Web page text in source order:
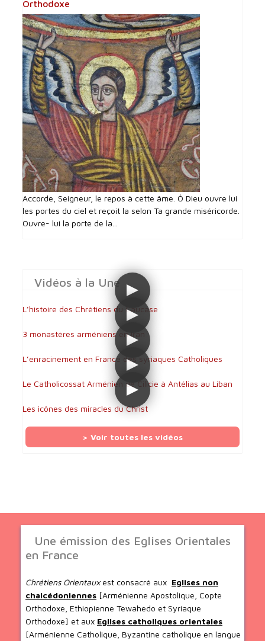
Orthodoxe
Accorde, Seigneur, le repos à cette âme. Ô Dieu ouvre lui
les portes du ciel et reçoit la selon Ta grande miséricorde.
Ouvre- lui la porte de la...
Vidéos à la Une
L’histoire des Chrétiens du Caucase
3 monastères arméniens en Iran
L’enracinement en France des syriaques Catholiques
Le Catholicossat Arménien de Cilicie à Antélias au Liban
Les icônes des miracles du Christ
> Voir toutes les vidéos
Une émission des Eglises Orientales
en France
Chrétiens Orientauxest consacré aux Eglises non
chalcédoniennes [Arménienne Apostolique, Copte
Orthodoxe, Ethiopienne Tewahedo et Syriaque
Orthodoxe] et aux Eglises catholiques orientales
[Arménienne Catholique, Byzantine catholique en langue